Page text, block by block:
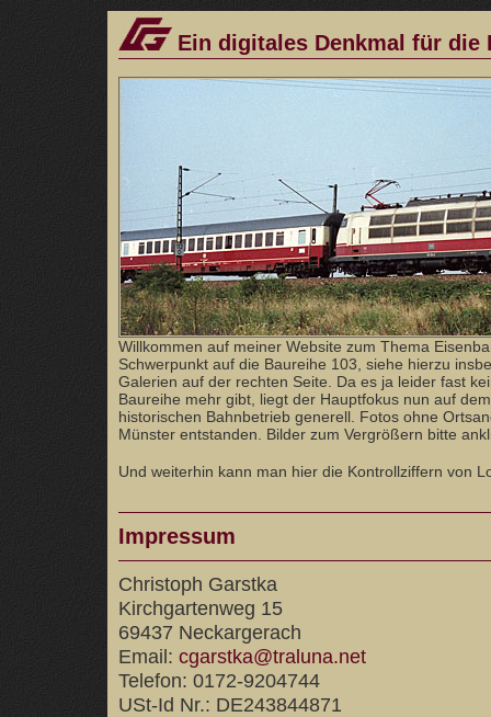
Ein digitales Denkmal für die
Willkommen auf meiner Website zum Thema
Schwerpunkt auf die Baureihe 103, siehe hierzu
Galerien auf der rechten Seite. Da es ja leider fast
Baureihe mehr gibt, liegt der Hauptfokus nun auf
historischen Bahnbetrieb generell. Fotos ohne
Münster entstanden. Bilder zum Vergrößern bitte
Und weiterhin kann man hier die Kontrollziffern von
Impressum
Christoph Garstka
Kirchgartenweg 15
69437 Neckargerach
Email: cgarstka@traluna.net
Telefon: 0172-9204744
USt-Id Nr.: DE243844871